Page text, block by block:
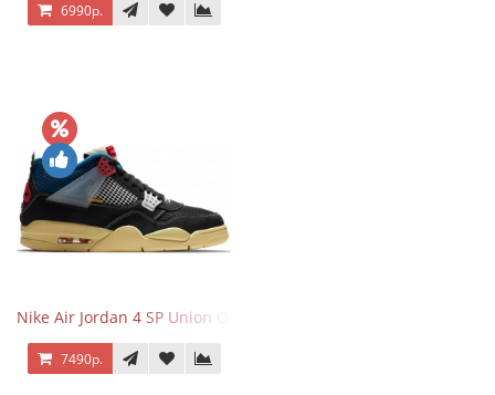
6990р.
Nike Air Jordan 4 SP Union Off Noir
7490р.